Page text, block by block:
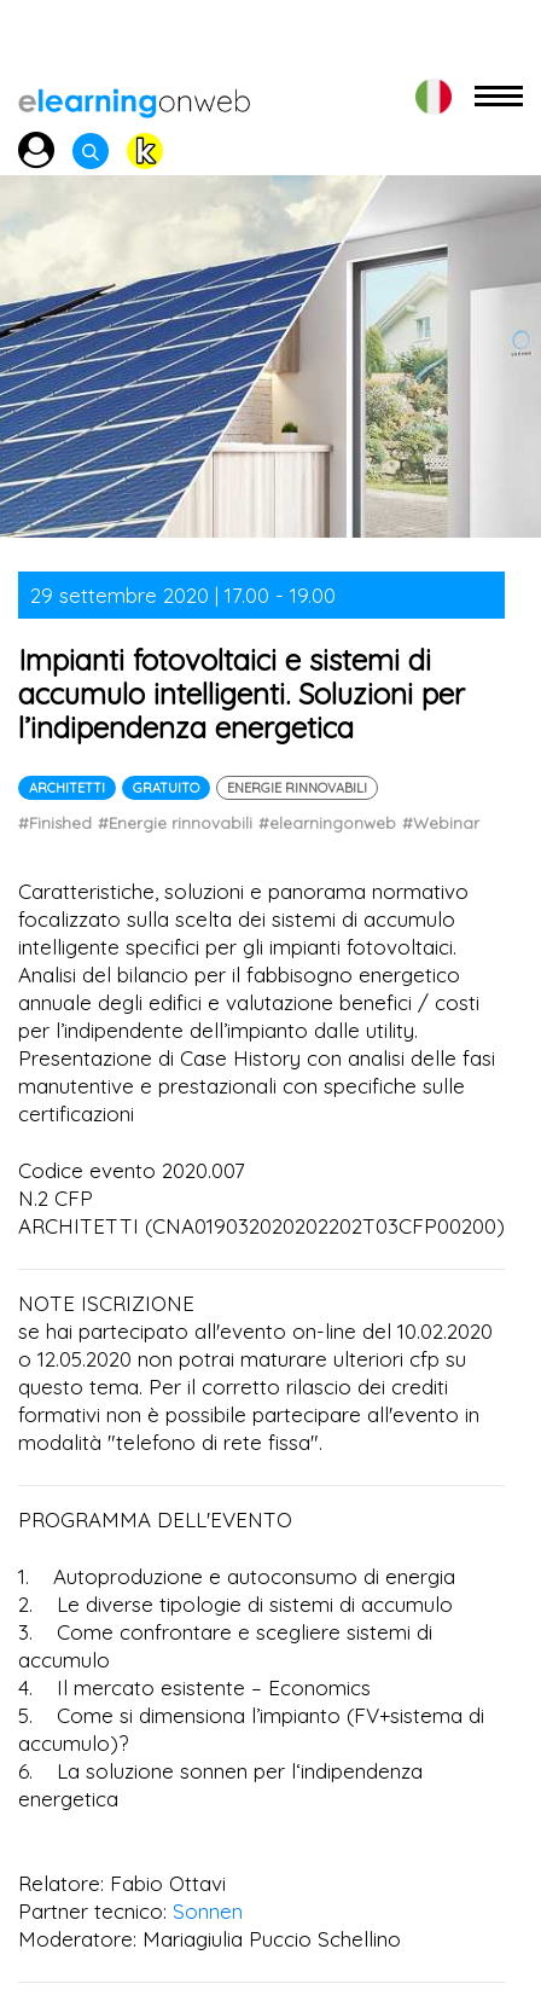
29 settembre 2020 | 17.00 - 19.00
Impianti fotovoltaici e sistemi di
accumulo intelligenti. Soluzioni per
l’indipendenza energetica
ARCHITETTI GRATUITO ENERGIE RINNOVABILI
#Finished #Energie rinnovabili #elearningonweb #Webinar
Caratteristiche, soluzioni e panorama normativo
focalizzato sulla scelta dei sistemi di accumulo
intelligente specifici per gli impianti fotovoltaici.
Analisi del bilancio per il fabbisogno energetico
annuale degli edifici e valutazione benefici / costi
per l’indipendente dell’impianto dalle utility.
Presentazione di Case History con analisi delle fasi
manutentive e prestazionali con specifiche sulle
certificazioni
Codice evento 2020.007
N.2 CFP
ARCHITETTI (CNA019032020202202T03CFP00200)
NOTE ISCRIZIONE
se hai partecipato all'evento on-line del 10.02.2020
o 12.05.2020 non potrai maturare ulteriori cfp su
questo tema. Per il corretto rilascio dei crediti
formativi non è possibile partecipare all'evento in
modalità "telefono di rete fissa".
PROGRAMMA DELL'EVENTO
1. Autoproduzione e autoconsumo di energia
2. Le diverse tipologie di sistemi di accumulo
3. Come confrontare e scegliere sistemi di
accumulo
4. Il mercato esistente – Economics
5. Come si dimensiona l’impianto (FV+sistema di
accumulo)?
6. La soluzione sonnen per l‘indipendenza
energetica
Relatore: Fabio Ottavi
Partner tecnico: Sonnen
Moderatore: Mariagiulia Puccio Schellino